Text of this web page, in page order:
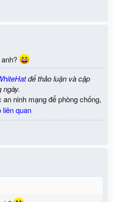
để thảo luận và cập
ngày.
an ninh mạng để phòng chống,
liên quan